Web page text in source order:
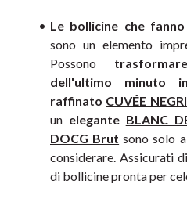
Le bollicine che
sono un elemento
Possono
dell'ultimo minuto
raffinato CUVÉE
un elegante BLANC
DOCG Brut sono solo
considerare. Assicurati
di bollicine pronta per